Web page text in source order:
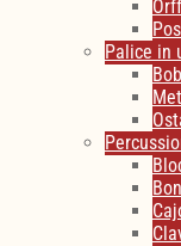
Palice in